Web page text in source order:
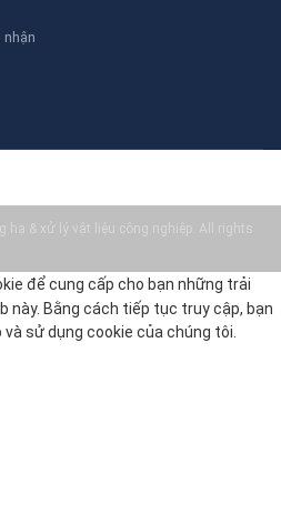
nhận
hạ & xử lý vật liệu công nghiệp. All rights
để cung cấp cho bạn những trải
Bằng cách tiếp tục truy cập, bạn
sử dụng cookie của chúng tôi.